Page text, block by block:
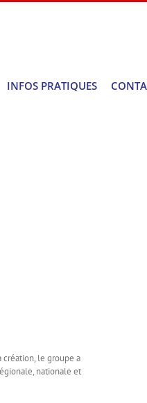
INFOS PRATIQUES
le groupe a
nationale et